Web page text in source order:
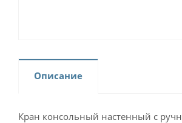
Описание
Кран консольный настенный с